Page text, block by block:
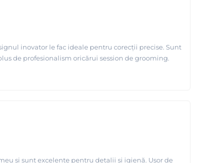
inovator le fac ideale pentru corecții precise. Sunt
de profesionalism oricărui session de grooming.
și sunt excelente pentru detalii și igienă. Ușor de